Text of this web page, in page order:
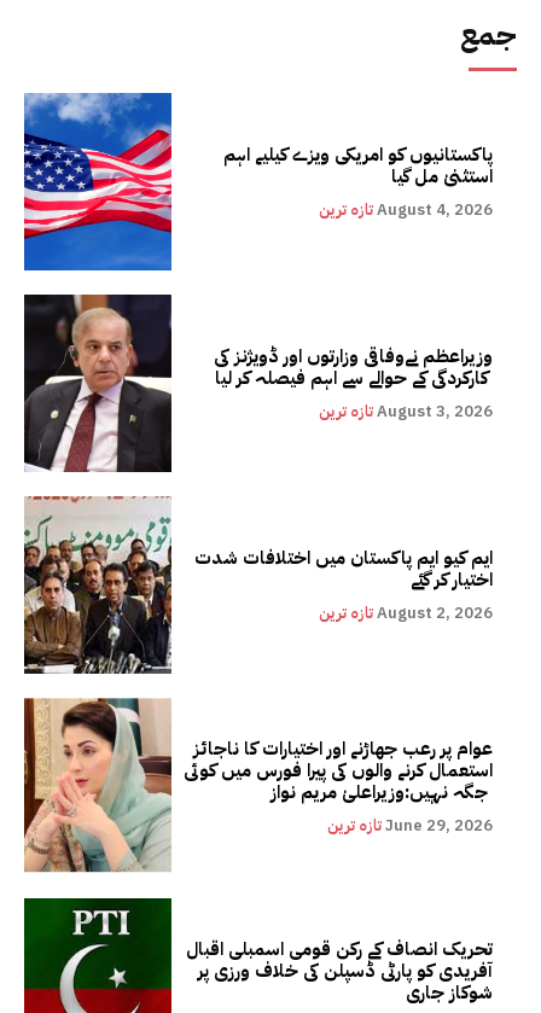
جمع
پاکستانیوں کو امریکی ویزے کیلیے اہم
استثنیٰ مل گیا
تازہ ترینAugust 4, 2026
وزیراعظم نےوفاقی وزارتوں اور ڈویژنز کی
کارکردگی کے حوالے سے اہم فیصلہ کر لیا
تازہ ترینAugust 3, 2026
ایم کیو ایم پاکستان میں اختلافات شدت
اختیار کر گئے
تازہ ترینAugust 2, 2026
عوام پر رعب جھاڑنے اور اختیارات کا ناجائز
استعمال کرنے والوں کی پیرا فورس میں کوئی
تازہ ترینJune 29, 2026
تحریک انصاف کے رکن قومی اسمبلی اقبال
آفریدی کو پارٹی ڈسپلن کی خلاف ورزی پر
شوکاز جاری